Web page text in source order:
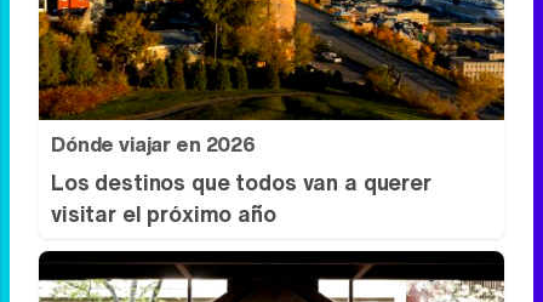
Dónde viajar en 2026
Los destinos que todos van a querer
visitar el próximo año